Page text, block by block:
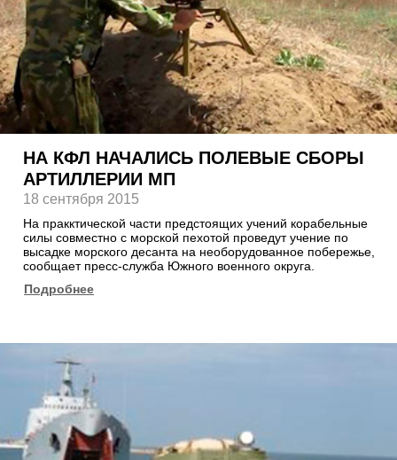
НА КФЛ НАЧАЛИСЬ ПОЛЕВЫЕ СБОРЫ
АРТИЛЛЕРИИ МП
18 сентября 2015
На пракктической части предстоящих учений корабельные
силы совместно с морской пехотой проведут учение по
высадке морского десанта на необорудованное побережье,
сообщает пресс-служба Южного военного округа.
Подробнее